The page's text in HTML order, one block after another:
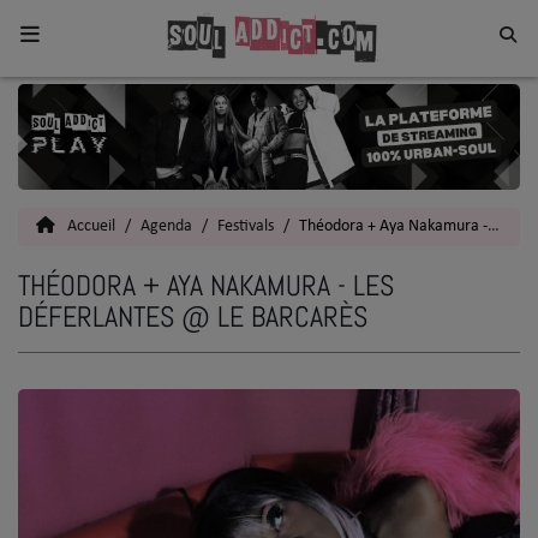
Home
Toutes les News
Actu
Interviews
Accueil Agenda Festivals Théodora + Aya Nakamura - Les Déferlantes @ Le Barcarès
THÉODORA + AYA NAKAMURA - LES
DÉFERLANTES @ LE BARCARÈS